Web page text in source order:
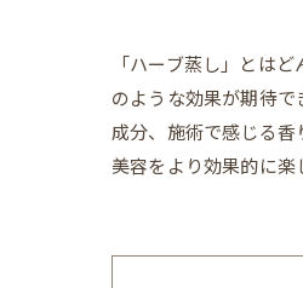
「ハーブ蒸し」とは
のような効果が期待
成分、施術で感じる
美容をより効果的に